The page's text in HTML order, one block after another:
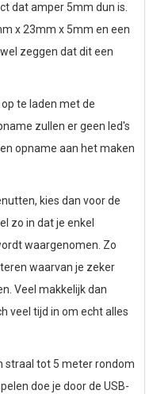
dat amper 5mm dun is.
x 23mm x 5mm en een
zeggen dat dit een
te laden met de
zullen er geen led's
opname aan het maken
kies dan voor de
zo in dat je enkel
waargenomen. Zo
waarvan je zeker
Veel makkelijk dan
veel tijd in om echt alles
straal tot 5 meter rondom
doe je door de USB-